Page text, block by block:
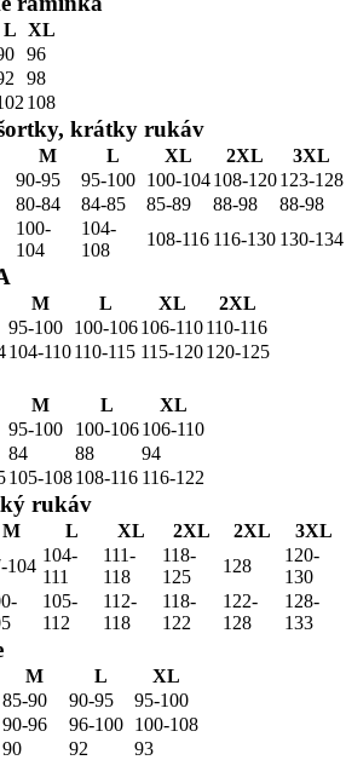
L XL
96
98
108
krátky rukáv
M L XL 2XL
3XL
90-95 95-100 100-104108-120123-128
80-84 84-85 85-89 88-98
88-98
100-
104
104-
108
108-116 116-130 130-134
M L XL
2XL
95-100 100-106106-110110-116
104-110110-115 115-120120-125
M L
XL
95-100 100-106106-110
84 88
94
105-108108-116 116-122
rukáv
M L XL 2XL 2XL
3XL
104
104-
111
111-
118
118-
125
128
120-
130
105-
112
112-
118
118-
122
122-
128
128-
133
M L
XL
85-90 90-95
95-100
90-96 96-100 100-108
90 92
93